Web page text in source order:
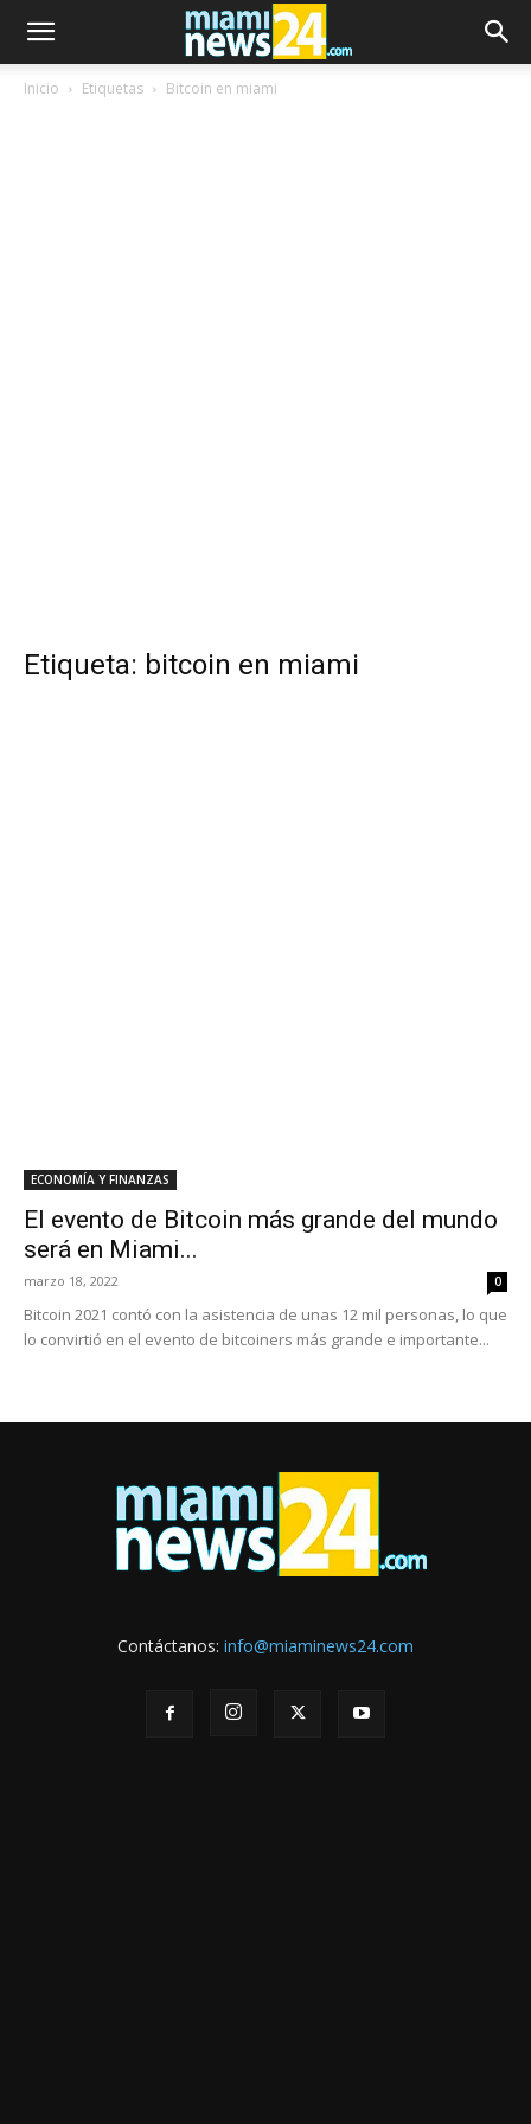
Inicio Etiquetas Bitcoin en miami
Etiqueta: bitcoin en miami
ECONOMÍA Y FINANZAS
El evento de Bitcoin más grande del mundo
será en Miami...
marzo 18, 2022 0
Bitcoin 2021 contó con la asistencia de unas 12 mil personas, lo que
lo convirtió en el evento de bitcoiners más grande e importante...
Contáctanos: info@miaminews24.com